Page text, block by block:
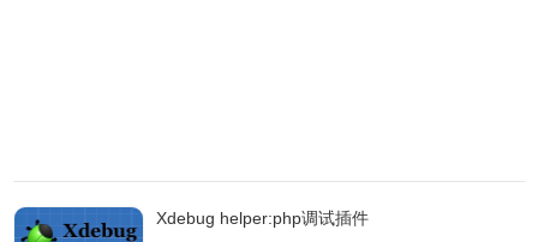
Xdebug helper:php调试插件